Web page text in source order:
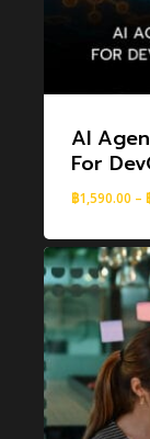
For
฿1,590.00–